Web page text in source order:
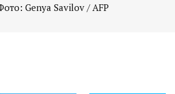
Genya Savilov / AFP